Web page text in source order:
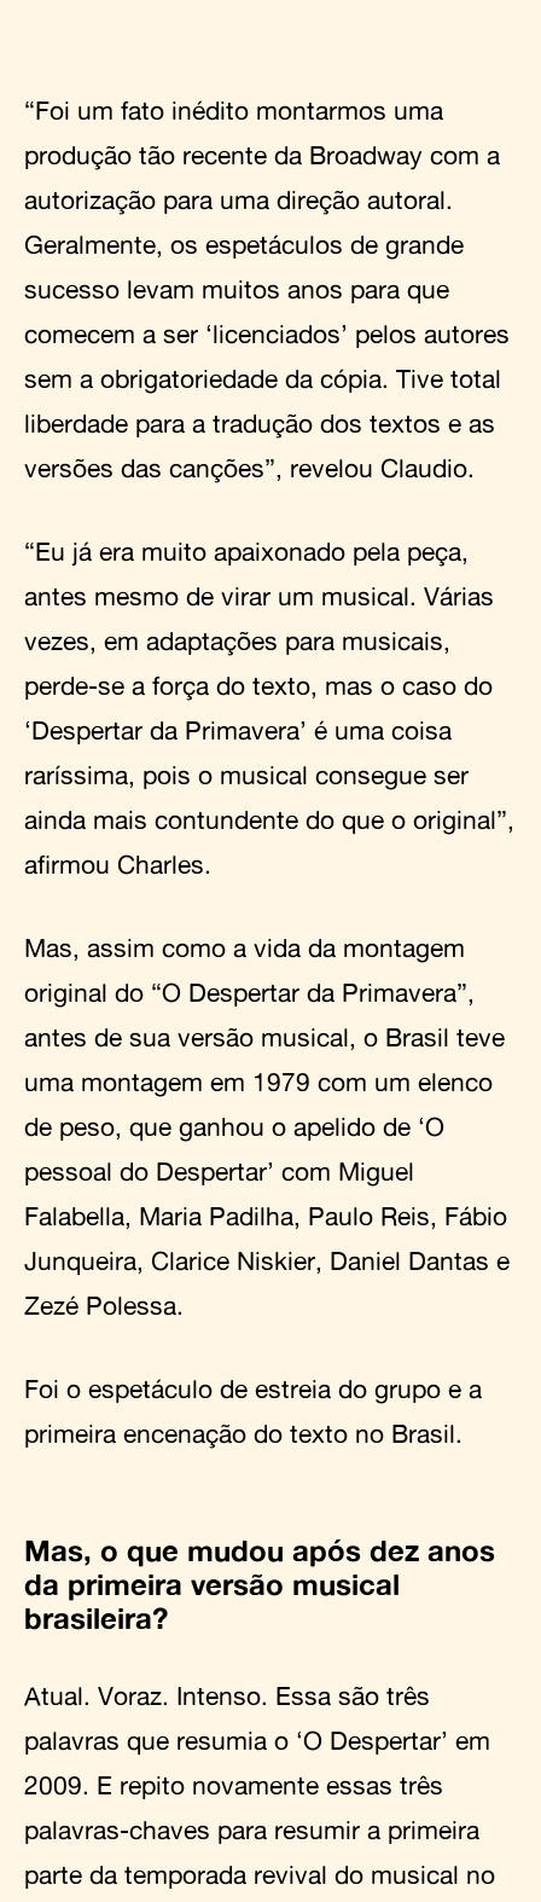
“Foi um fato inédito montarmos uma
produção tão recente da Broadway com a
autorização para uma direção autoral.
Geralmente, os espetáculos de grande
sucesso levam muitos anos para que
comecem a ser ‘licenciados’ pelos autores
sem a obrigatoriedade da cópia. Tive total
liberdade para a tradução dos textos e as
versões das canções”, revelou Claudio.
“Eu já era muito apaixonado pela peça,
antes mesmo de virar um musical. Várias
vezes, em adaptações para musicais,
perde-se a força do texto, mas o caso do
‘Despertar da Primavera’ é uma coisa
raríssima, pois o musical consegue ser
ainda mais contundente do que o original”,
afirmou Charles.
Mas, assim como a vida da montagem
original do “O Despertar da Primavera”,
antes de sua versão musical, o Brasil teve
uma montagem em 1979 com um elenco
de peso, que ganhou o apelido de ‘O
pessoal do Despertar’ com Miguel
Falabella, Maria Padilha, Paulo Reis, Fábio
Junqueira, Clarice Niskier, Daniel Dantas e
Zezé Polessa.
Foi o espetáculo de estreia do grupo e a
primeira encenação do texto no Brasil.
Mas, o que mudou após dez anos
da primeira versão musical
brasileira?
Atual. Voraz. Intenso. Essa são três
palavras que resumia o ‘O Despertar’ em
2009. E repito novamente essas três
palavras-chaves para resumir a primeira
parte da temporada revival do musical no